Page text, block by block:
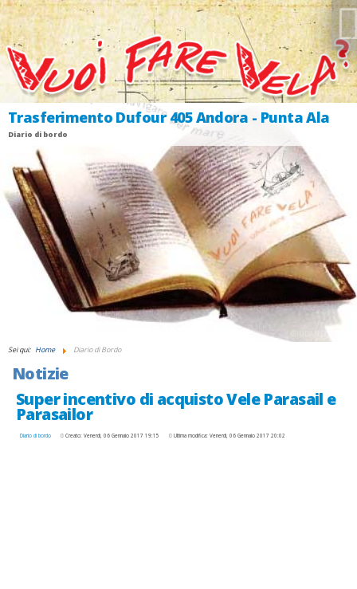
Trasferimento Dufour 405 Andora - Punta Ala
Diario di bordo
GIUDANSKY.COM
Sei qui: Home Diario di Bordo
Notizie
Super incentivo di acquisto Vele Parasail e
Parasailor
Diario di bordo Creato: Venerdì, 06 Gennaio 2017 19:15 Ultima modifica: Venerdì, 06 Gennaio 2017 20:02